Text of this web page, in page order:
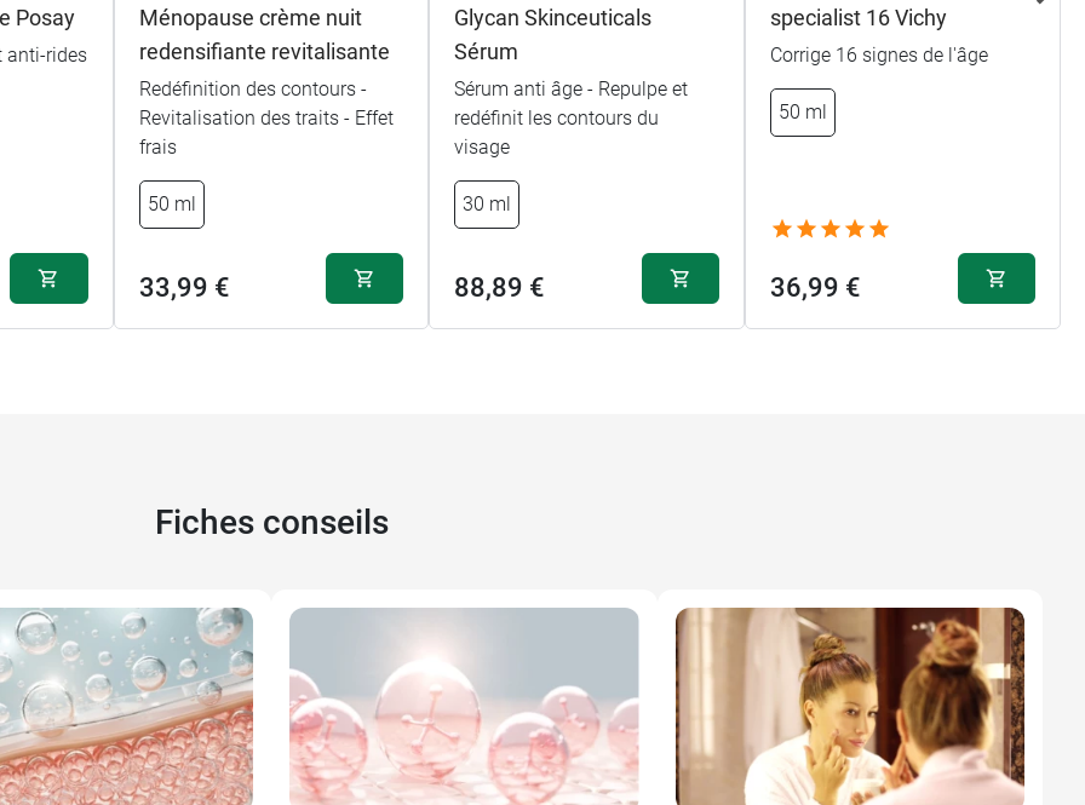
Posay
anti-rides
Ménopause crème nuit
redensifiante revitalisante
Redéfinition des contours -
Revitalisation des traits - Effet
frais
50 ml
33,99 €
Glycan Skinceuticals
Sérum
Sérum anti âge - Repulpe et
redéfinit les contours du
visage
30 ml
88,89 €
specialist 16 Vichy
Corrige 16 signes de l'âge
50 ml
36,99 €
Fiches conseils